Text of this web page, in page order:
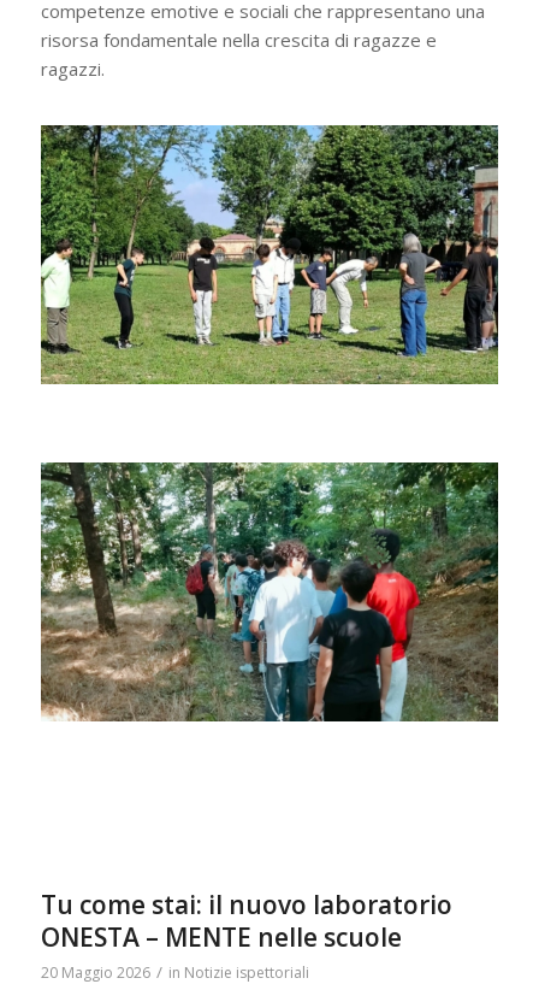
competenze emotive e sociali che rappresentano una
risorsa fondamentale nella crescita di ragazze e
ragazzi.
Tu come stai: il nuovo laboratorio
ONESTA – MENTE nelle scuole
20 Maggio 2026 / in Notizie ispettoriali